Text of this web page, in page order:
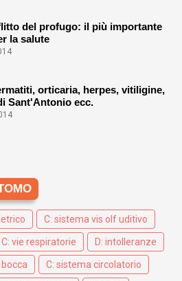
del profugo: il più importante
la salute
orticaria, herpes, vitiligine,
Sant'Antonio ecc.
C: sistema vis olf uditivo
C: vie respiratorie D: intolleranze
bocca C: sistema circolatorio